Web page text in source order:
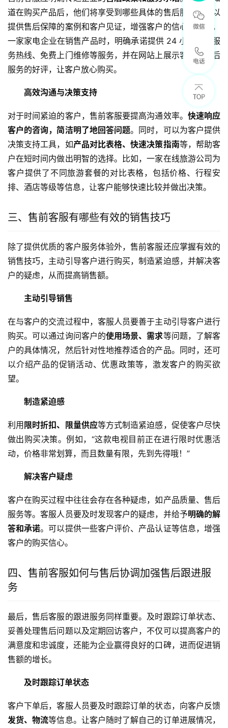
道在购买产品后，他们将享受到哪些具体的售后服务。可以
提供售后保障的案例和客户见证，增强客户的信心。例如，
一家家电企业在销售产品时，明确承诺提供 24 小时售后服
务热线、免费上门维修等服务，并在网站上展示客户对售后
服务的好评，让客户放心购买。
高效沟通与决策支持
对于时间紧迫的客户，售前客服要提高沟通效率。 快速响应
客户的咨询，简洁明了地回答问题。同时，可以为客户提供
决策支持工具，如产品对比表格、快速决策指南等，帮助客
户在短时间内做出明智的选择。比如，一家在线旅游公司为
客户提供了不同旅游套餐的对比表格，包括价格、行程安
排、酒店等级等信息，让客户能够快速比较并做出决策。
三、售前客服有哪些有效的销售技巧
除了提供优质的客户服务体验外，售前客服还应掌握有效的
销售技巧，主动引导客户进行购买，制造紧迫感，并解决客
户的疑虑，从而提高销售额。
主动引导销售
在与客户的交流过程中，客服人员要善于主动引导客户进行
购买。可以通过询问客户的使用场景、需求等问题，了解客
户的具体情况，然后针对性地推荐适合的产品。同时，还可
以介绍产品的促销活动、优惠政策等，激发客户的购买欲
望。
制造紧迫感
利用限时折扣、限量供应等方式制造紧迫感，促使客户尽快
做出购买决策。例如，“这款电视目前正在进行限时优惠活
动，价格非常划算，而且数量有限，先到先得哦！”
解决客户疑虑
客户在购买过程中往往会存在各种疑虑，如产品质量、售后
服务等。客服人员要及时发现客户的疑虑，并给予明确的解
答和承诺。可以提供一些客户评价、产品认证等信息，增强
客户的购买信心。
四、售前客服如何与售后协调加强售后跟进服
务
最后，售后客服的跟进服务同样重要。及时跟踪订单状态、
妥善处理售后问题以及定期回访客户，不仅可以提高客户的
满意度和忠诚度，还能为企业赢得良好的口碑，进而促进销
售额的增长。
及时跟踪订单状态
客户下单后，客服人员要及时跟踪订单的状态，向客户反馈
发货、物流等信息。让客户随时了解自己的订单进展情况，